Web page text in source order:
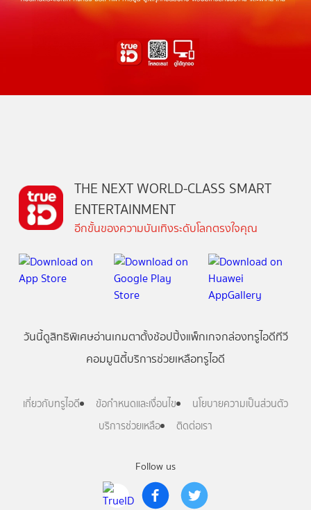
Follow us
THE NEXT WORLD-CLASS SMART
ENTERTAINMENT
อีกขั้นของความบันเทิงระดับโลกตรงใจคุณ
วันนี้ดูสิทธิพิเศษอ่านเกมตาตั้งช้อปปิ้งแพ็กเกจกล่องทรูไอดีทีวี
คอมมูนิตี้บริการช่วยเหลือทรูไอดี
เกี่ยวกับทรูไอดี ข้อกำหนดและเงื่อนไข
นโยบายความเป็นส่วนตัว
บริการช่วยเหลือ
ติดต่อเรา